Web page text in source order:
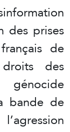
des prises
de
des
génocide
bande de